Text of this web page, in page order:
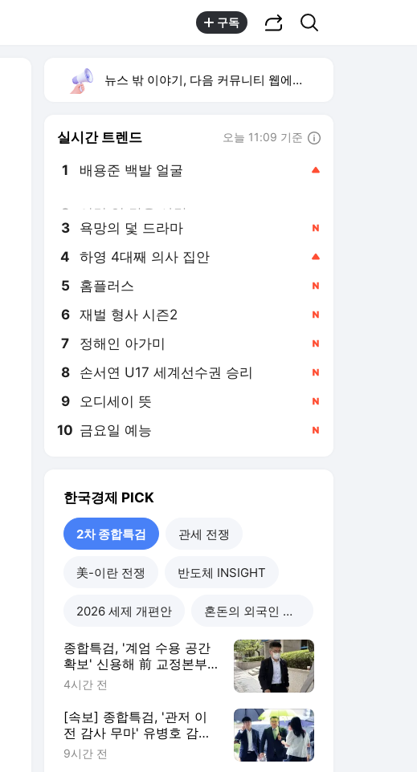
구독
뉴스 밖 이야기, 다음 커뮤니티 웹에서 보기
실시간 트렌드 오늘 11:09 기준
1 배용준 백발 얼굴
3 욕망의 덫 드라마
4 하영 4대째 의사 집안
5 홈플러스
6 재벌 형사 시즌2
7 정해인 아가미
8 손서연 U17 세계선수권 승리
9 오디세이 뜻
10 금요일 예능
한국경제 PICK
2차 종합특검 관세 전쟁
美-이란 전쟁 반도체 INSIGHT
2026 세제 개편안 혼돈의 외국인 고용시장
종합특검, '계엄 수용 공간
확보' 신용해 前 교정본부
장 불구속 기소
4시간 전
[속보] 종합특검, '관저 이
전 감사 무마' 유병호 감사
위원 구속 기소
9시간 전